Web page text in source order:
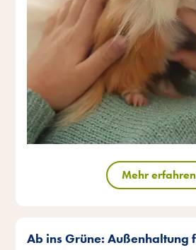
Mehr erfahren
Ab ins Grüne: Außenhaltung